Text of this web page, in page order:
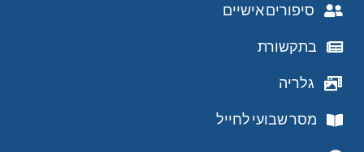
סיפורים אישיים
בתקשורת
גלריה
מסר שבועי לחייל